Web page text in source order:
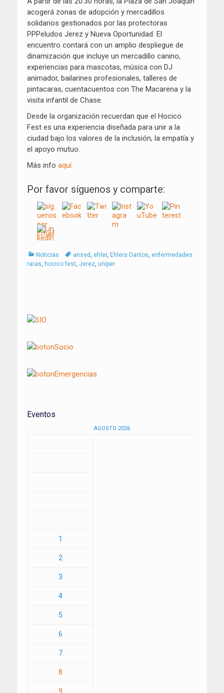
acogerá zonas de adopción y mercadillos
solidarios gestionados por las protectoras
PPPeludos Jerez y Nueva Oportunidad. El
encuentro contará con un amplio despliegue de
dinamización que incluye un mercadillo canino,
experiencias para mascotas, música con DJ
animador, bailarines profesionales, talleres de
pintacaras, cuentacuentos con The Macarena y la
visita infantil de Chase.
Desde la organización recuerdan que el Hocico
Fest es una experiencia diseñada para unir a la
ciudad bajo los valores de la inclusión, la empatía y
el apoyo mutuo.
Más info aquí.
Por favor síguenos y comparte:
Categorías
Noticias Tagsansed ehler, Ehlers Danlos enfermedades
raras
hocico fest Jerez uniper
entradas
Eventos
AGOSTO 2026
1
2
3
4
5
6
7
8
9